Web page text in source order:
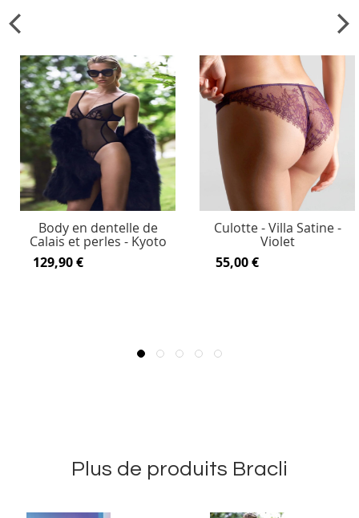
Body en dentelle de
Calais et perles - Kyoto
129,90 €
Culotte - Villa Satine -
Violet
55,00 €
Plus de produits Bracli